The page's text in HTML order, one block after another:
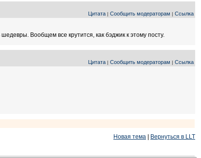
Цитата | Сообщить модераторам | Ссылка
Вообщем все крутится, как бэджик к этому посту.
Цитата | Сообщить модераторам | Ссылка
Новая тема Вернуться в LLT